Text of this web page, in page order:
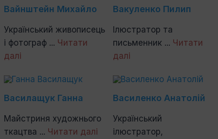
Вайнштейн Михайло
Український живописець
і фотограф ... Читати
далі
Вакуленко Пилип
Ілюстратор та
письменник ... Читати
далі
Василащук Ганна
Майстриня художнього
ткацтва ... Читати далі
Василенко Анатолій
Український
ілюстратор,